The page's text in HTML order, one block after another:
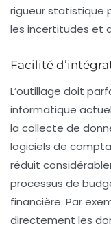
rigueur statistique
les incertitudes et
Facilité
L’outillage doit
informatique
la collecte de
logiciels de
réduit
processus de
financière. Par
directement les